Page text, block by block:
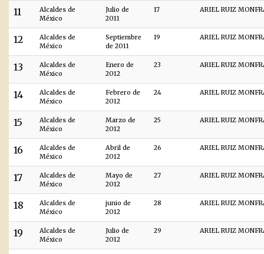
11
Alcaldes de
México
Julio de
2011
17 ARIEL RUIZ
12
Alcaldes de
México
Septiembre
de 2011
19 ARIEL RUIZ
13
Alcaldes de
México
Enero de
2012
23 ARIEL RUIZ
14
Alcaldes de
México
Febrero de
2012
24 ARIEL RUIZ
15
Alcaldes de
México
Marzo de
2012
25 ARIEL RUIZ
16
Alcaldes de
México
Abril de
2012
26 ARIEL RUIZ
17
Alcaldes de
México
Mayo de
2012
27 ARIEL RUIZ
18
Alcaldes de
México
junio de
2012
28 ARIEL RUIZ
19
Alcaldes de
México
Julio de
2012
29 ARIEL RUIZ